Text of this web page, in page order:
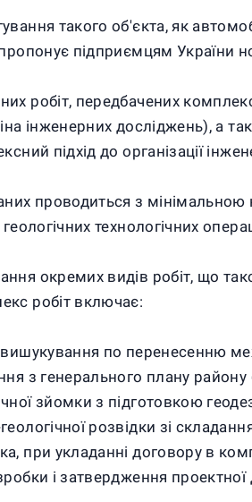
такого об'єкта, як
підприємцям
робіт, передбачених
інженерних досліджень), а
підхід до організації
проводиться з мінімальною
технологічних
окремих видів робіт, що
робіт включає:
по перенесенню
з генерального плану району
зйомки з підготовкою
розвідки зі
при укладанні договору в
і затвердження проектної